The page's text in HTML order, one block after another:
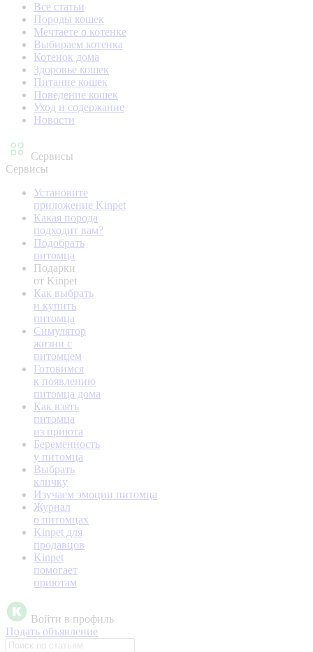
Все статьи
Породы кошек
Мечтаете о котенке
Выбираем котенка
Котенок дома
Здоровье кошек
Питание кошек
Поведение кошек
Уход и содержание
Новости
Сервисы
Сервисы
Установите
приложение Kinpet
Какая порода
подходит вам?
Подобрать
питомца
Подарки
от Kinpet
Как выбрать
и купить
питомца
Симулятор
жизни с
питомцем
Готовимся
к появлению
питомца дома
Как взять
питомца
из приюта
Беременность
у питомца
Выбрать
кличку
Изучаем эмоции питомца
Журнал
о питомцах
Kinpet для
продавцов
Kinpet
помогает
приютам
Войти в профиль
Подать объявление